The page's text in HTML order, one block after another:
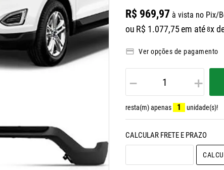
R$ 969,97 à vista no Pix/
ou R$ 1.077,75em até8x
Ver opções de pagamento
＋
－
resta(m) apenas 1 unidade(s)!